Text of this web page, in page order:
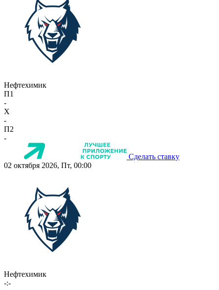
Нефтехимик
П1
-
X
-
П2
-
Сделать ставку
02 октября 2026, Пт, 00:00
Нефтехимик
-:-